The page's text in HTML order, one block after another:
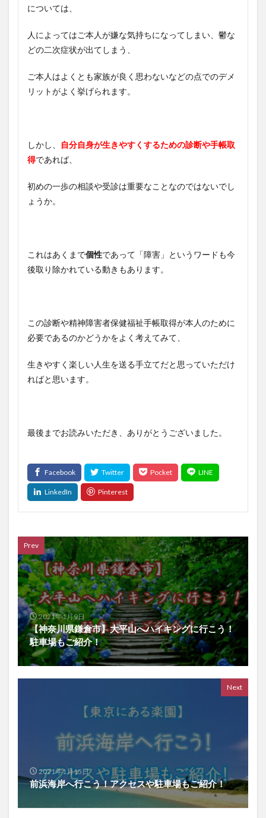
については、
人によってはご本人が嫌な気持ちになってしまい、鬱な
どの二次症状が出てしまう、
ご本人はよくとも家族が良く思わないなどの点でのデメ
リットがよく挙げられます。
しかし、
自分自身が生きやすくするための診断や手帳取
得であれば、
初めの一歩の相談や受診は重要なことなのではないでし
ょうか。
これはあくまで個性であって「障害」というワードも今
後取り除かれている動きもあります。
この診断や精神障害者保健福祉手帳取得が本人のために
必要であるのかどうかをよく考えてみて、
生きやすく楽しい人生を送る手立てだと思っていただけ
ればと思います。
最後までお読みいただき、ありがとうございました。
Prev
2021年1月9日
【神奈川県鎌倉市】大平山へハイキングに行こう！
駐車場もご紹介！
Next
2021年1月15日
前浜海岸へ行こう！アクセスや駐車場もご紹介！